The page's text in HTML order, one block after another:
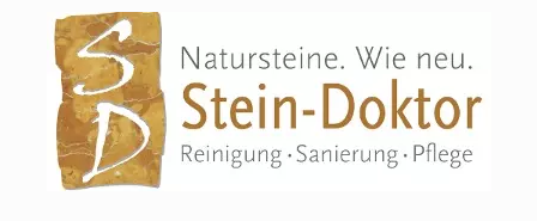
springen